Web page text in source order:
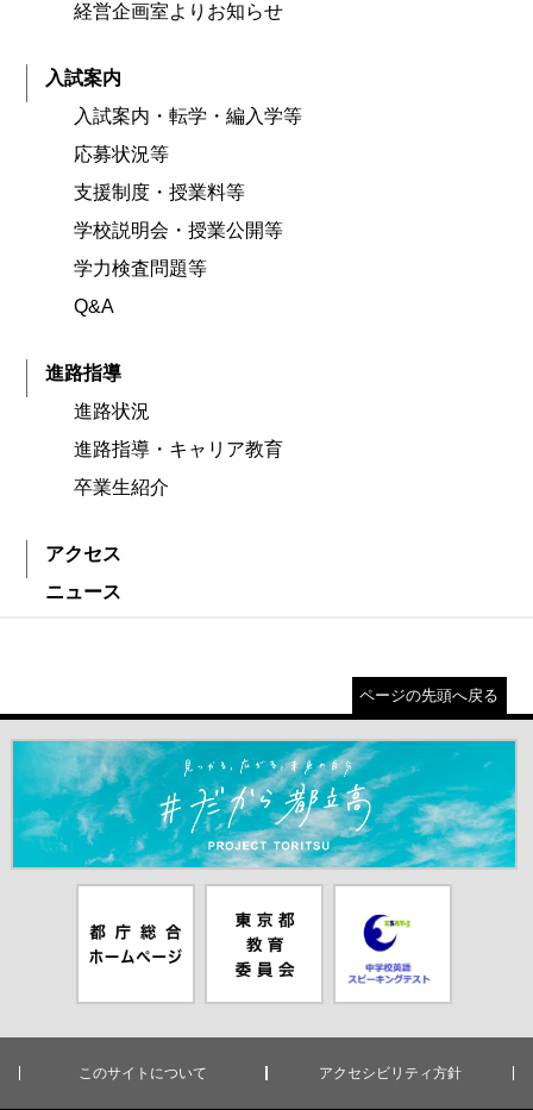
経営企画室よりお知らせ
入試案内
入試案内・転学・編入学等
応募状況等
支援制度・授業料等
学校説明会・授業公開等
学力検査問題等
Q&A
進路指導
進路状況
進路指導・キャリア教育
卒業生紹介
アクセス
ニュース
ページの先頭へ戻る
＃だから都立高（別ウインドウが開きます）
ムページ（別
ウインドウが
員会（別ウイ
ンドウが開き
ピーキングテ
スト（別ウイ
ンドウが開き
このサイトについて アクセシビリティ方針